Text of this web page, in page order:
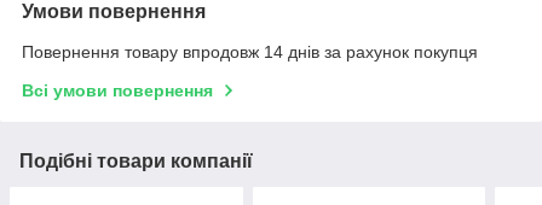
Умови повернення
Повернення товару впродовж 14 днів за рахунок покупця
Всі умови повернення
Подібні товари компанії